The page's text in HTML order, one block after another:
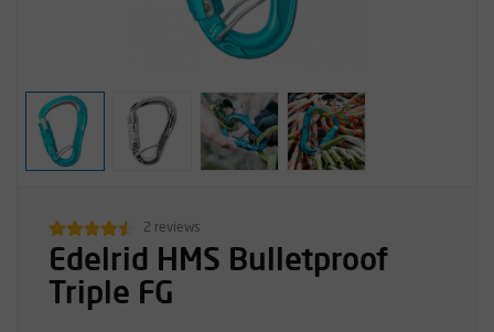
2 reviews
Edelrid HMS Bulletproof
Triple FG